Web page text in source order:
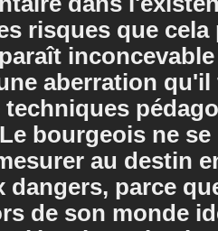
risques que
aberration
bourgeois ne se
au destin
dangers, parce
de son monde